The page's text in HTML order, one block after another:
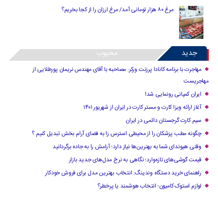
مرغ ۸۰ هزار تومانی آمد/ مرغ ارزان را از کجا بخریم؟
جدید محبوب
مهاجرت با برنامه کانادا پرزنت ورکر: مصاحبه با آقای مهندس نریمان پورطلایی از
مهاجریست
ایران کمپانی رونمایی شد!
آغاز ارائه ویزا کارت و مستر کارت در ایران از شهریور ۱۴۰۱
سیم کارت گرجستان دائمی در ایران
چگونه مطب پزشکان را از محیطی استرس زا به فضای آرام بخش تبدیل کنیم ؟
وقتی هیوندای شما به بهترین‌ها نیاز دارد؛ آرامش را به جاده برگردانید
قیمت گوشی‌های تازه‌وارد؛ نگاهی به نرخ مدل‌های جدید بازار
راهنمای خرید دستگاه وندینگ: انتخاب بهترین مدل برای فروش خودکار
لوازم استوک کامیون؛ انتخاب هوشمند یا پرخطر؟